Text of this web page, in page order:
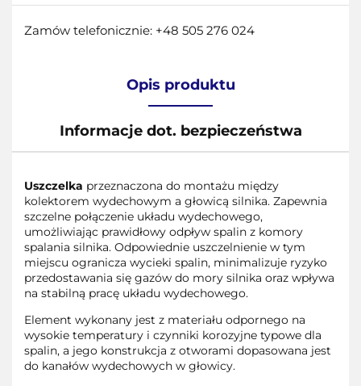
Zamów telefonicznie: +48 505 276 024
Opis produktu
Informacje dot. bezpieczeństwa
Uszczelka przeznaczona do montażu między
kolektorem wydechowym a głowicą silnika. Zapewnia
szczelne połączenie układu wydechowego,
umożliwiając prawidłowy odpływ spalin z komory
spalania silnika. Odpowiednie uszczelnienie w tym
miejscu ogranicza wycieki spalin, minimalizuje ryzyko
przedostawania się gazów do mory silnika oraz wpływa
na stabilną pracę układu wydechowego.
Element wykonany jest z materiału odpornego na
wysokie temperatury i czynniki korozyjne typowe dla
spalin, a jego konstrukcja z otworami dopasowana jest
do kanałów wydechowych w głowicy.